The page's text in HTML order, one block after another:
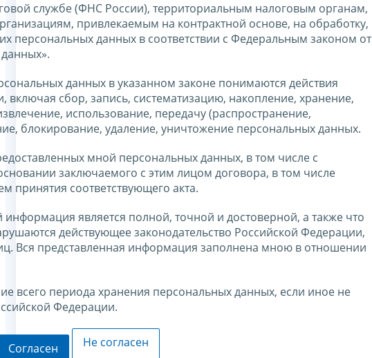
службе (ФНС России), территориальным налоговым органам,
привлекаемым на контрактной основе, на обработку,
персональных данных в соответствии с Федеральным законом от
данных в указанном законе понимаются действия
сбор, запись, систематизацию, накопление, хранение,
использование, передачу (распространение,
блокирование, удаление, уничтожение персональных данных.
мной персональных данных, в том числе с
заключаемого с этим лицом договора, в том числе
принятия соответствующего акта.
является полной, точной и достоверной, а также что
действующее законодательство Российской Федерации,
Вся представленная информация заполнена мною в отношении
всего периода хранения персональных данных, если иное не
Федерации.
Согласен Не согласен